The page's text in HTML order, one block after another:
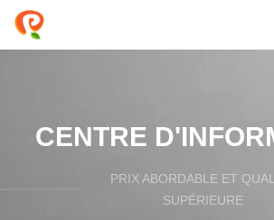
CENTRE
PRIX ​​ABORDABLE ET
SUPÉRIEURE